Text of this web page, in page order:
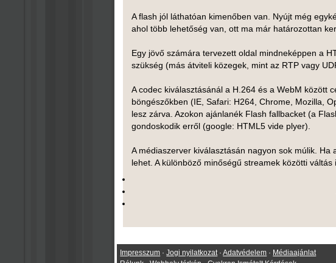
A flash jól láthatóan kimenőben van. Nyújt még
ahol több lehetőség van, ott ma már határozottan
Egy jövő számára tervezett oldal mindneképpen a
szükség (más átviteli közegek, mint az RTP vagy
A codec kiválasztásánál a H.264 és a WebM között
böngészőkben (IE, Safari: H264, Chrome, Mozilla,
lesz zárva. Azokon ajánlanék Flash fallbacket (a
gondoskodik erről (google: HTML5 vide plyer).
A médiaszerver kiválasztásán nagyon sok múlik.
lehet. A különböző minőségű streamek közötti
Impresszum ·Jogi nyilatkozat ·Adatvédelem · Médiaajánlat